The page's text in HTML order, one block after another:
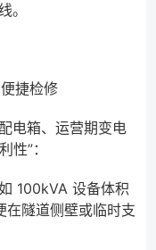
。
捷检修
电箱、运营期变电
性”：
100kVA 设备体积
隧道侧壁或临时支